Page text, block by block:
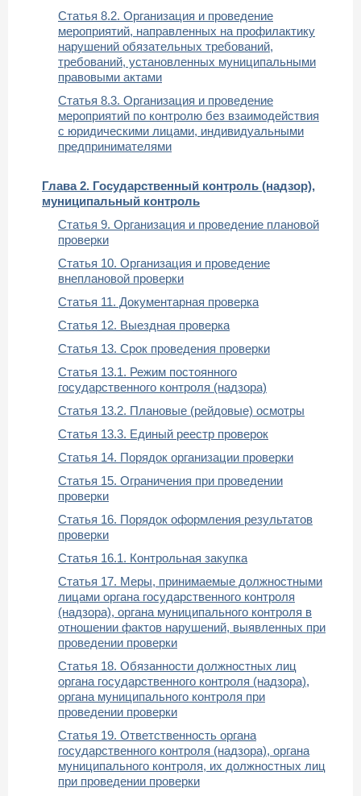
Статья 8.2. Организация и проведение
мероприятий, направленных на профилактику
нарушений обязательных требований,
требований, установленных муниципальными
правовыми актами
Статья 8.3. Организация и проведение
мероприятий по контролю без взаимодействия
с юридическими лицами, индивидуальными
предпринимателями
Глава 2. Государственный контроль (надзор),
муниципальный контроль
Статья 9. Организация и проведение плановой
проверки
Статья 10. Организация и проведение
внеплановой проверки
Статья 11. Документарная проверка
Статья 12. Выездная проверка
Статья 13. Срок проведения проверки
Статья 13.1. Режим постоянного
государственного контроля (надзора)
Статья 13.2. Плановые (рейдовые) осмотры
Статья 13.3. Единый реестр проверок
Статья 14. Порядок организации проверки
Статья 15. Ограничения при проведении
проверки
Статья 16. Порядок оформления результатов
проверки
Статья 16.1. Контрольная закупка
Статья 17. Меры, принимаемые должностными
лицами органа государственного контроля
(надзора), органа муниципального контроля в
отношении фактов нарушений, выявленных при
проведении проверки
Статья 18. Обязанности должностных лиц
органа государственного контроля (надзора),
органа муниципального контроля при
проведении проверки
Статья 19. Ответственность органа
государственного контроля (надзора), органа
муниципального контроля, их должностных лиц
при проведении проверки